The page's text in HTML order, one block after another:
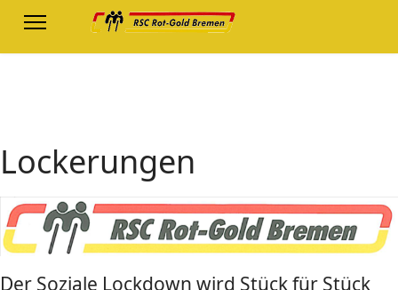
Lockerungen
Der Soziale Lockdown wird Stück für Stück